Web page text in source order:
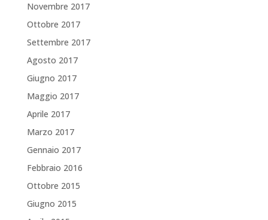
Novembre 2017
Ottobre 2017
Settembre 2017
Agosto 2017
Giugno 2017
Maggio 2017
Aprile 2017
Marzo 2017
Gennaio 2017
Febbraio 2016
Ottobre 2015
Giugno 2015